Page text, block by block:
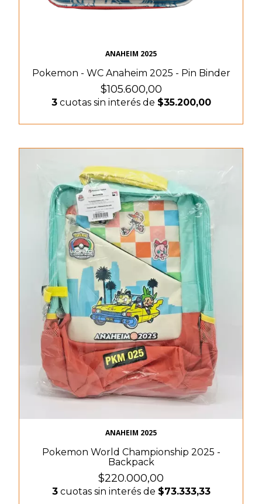
ANAHEIM 2025
Pokemon - WC Anaheim 2025 - Pin Binder
$105.600,00
3cuotas sin interés de $35.200,00
ANAHEIM 2025
Pokemon World Championship 2025 -
Backpack
$220.000,00
3cuotas sin interés de $73.333,33